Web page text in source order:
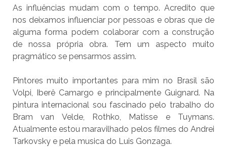
As influências mudam com o tempo. Acredito que
nos deixamos influenciar por pessoas e obras que de
alguma forma podem colaborar com a construção
de nossa própria obra. Tem um aspecto muito
pragmático se pensarmos assim.
Pintores muito importantes para mim no Brasil são
Volpi, Iberê Camargo e principalmente Guignard. Na
pintura internacional sou fascinado pelo trabalho do
Bram van Velde, Rothko, Matisse e Tuymans.
Atualmente estou maravilhado pelos filmes do Andrei
Tarkovsky e pela musica do Luis Gonzaga.